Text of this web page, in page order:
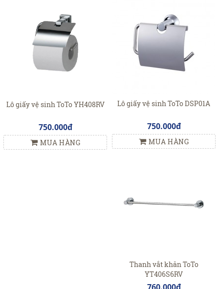
Lô giấy vệ sinh ToTo YH408RV
750.000đ
MUA HÀNG
Lô giấy vệ sinh ToTo DSP01A
750.000đ
MUA HÀNG
Thanh vắt khăn ToTo
YT406S6RV